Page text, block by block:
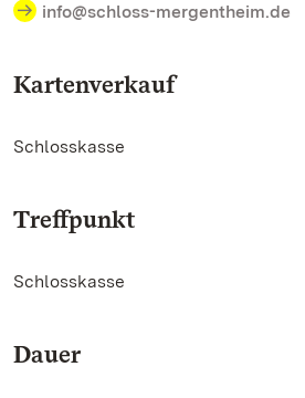
info@schloss-mergentheim.de
Kartenverkauf
Schlosskasse
Treffpunkt
Schlosskasse
Dauer